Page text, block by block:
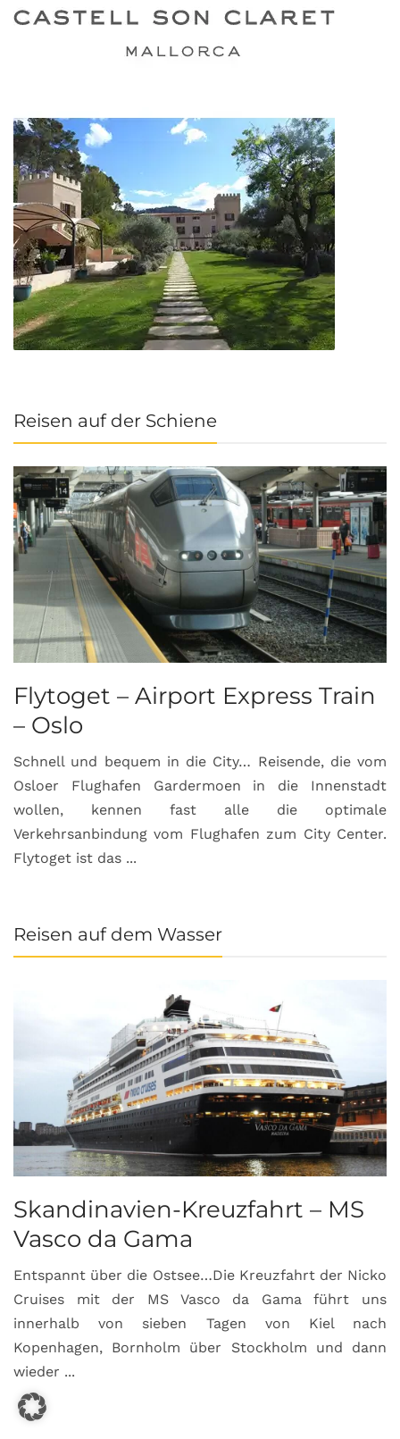
Reisen auf der Schiene
Flytoget – Airport Express Train
– Oslo
Schnell und bequem in die City… Reisende, die vom
Osloer Flughafen Gardermoen in die Innenstadt
wollen, kennen fast alle die optimale
Verkehrsanbindung vom Flughafen zum City Center.
Flytoget ist das ...
Reisen auf dem Wasser
Skandinavien-Kreuzfahrt – MS
Vasco da Gama
Entspannt über die Ostsee…Die Kreuzfahrt der Nicko
Cruises mit der MS Vasco da Gama führt uns
innerhalb von sieben Tagen von Kiel nach
Kopenhagen, Bornholm über Stockholm und dann
wieder ...